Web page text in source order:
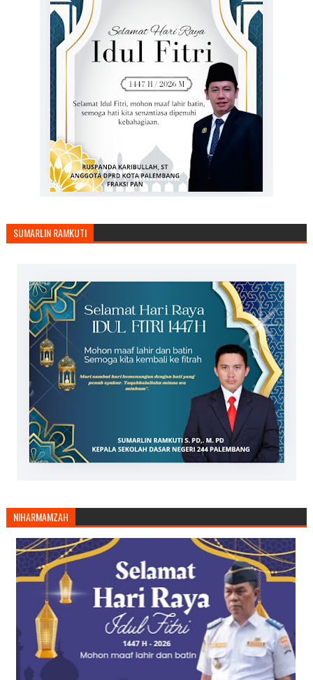
SUMARLIN RAMKUTI
NIHARMAMZAH